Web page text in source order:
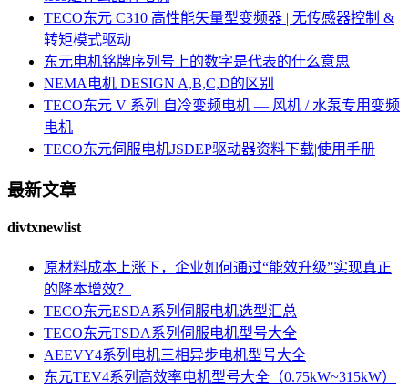
TECO东元 C310 高性能矢量型变频器 | 无传感器控制 &
转矩模式驱动
东元电机铭牌序列号上的数字是代表的什么意思
NEMA电机 DESIGN A,B,C,D的区别
TECO东元 V 系列 自冷变频电机 — 风机 / 水泵专用变频
电机
TECO东元伺服电机JSDEP驱动器资料下载|使用手册
最新文章
divtxnewlist
原材料成本上涨下，企业如何通过“能效升级”实现真正
的降本增效？
TECO东元ESDA系列伺服电机选型汇总
TECO东元TSDA系列伺服电机型号大全
AEEVY4系列电机三相异步电机型号大全
东元TEV4系列高效率电机型号大全（0.75kW~315kW）